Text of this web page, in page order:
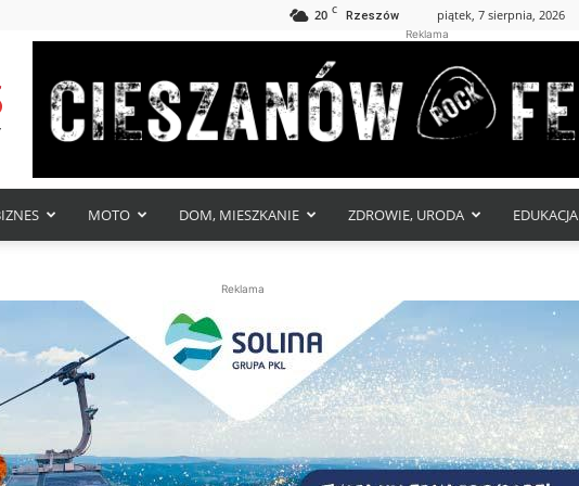
20 C Rzeszów piątek, 7 sierpnia, 2026
Reklama
MOTO DOM, MIESZKANIE ZDROWIE, URODA EDUKACJA
Reklama